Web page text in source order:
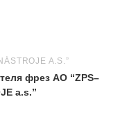
A.S.”
фрез АО “ZPS–
a.s.”